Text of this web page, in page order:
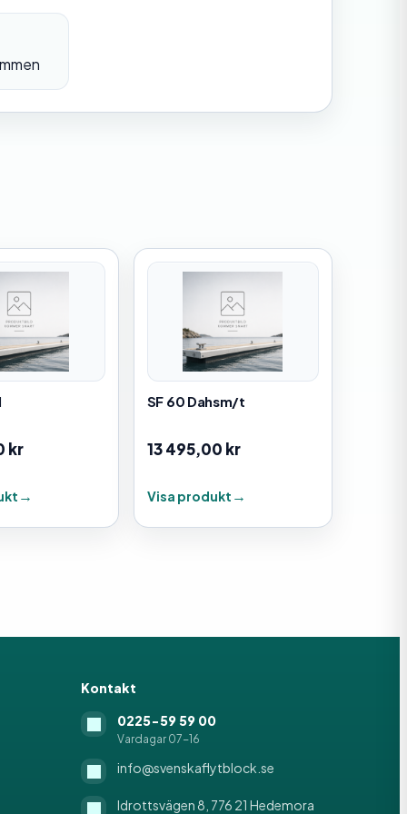
kr
SF 60 Dahsm/t
13 495,00 kr
Visa produkt
Kontakt
0225-59 59 00
Vardagar 07-16
info@svenskaflytblock.se
Idrottsvägen 8, 776 21 Hedemora